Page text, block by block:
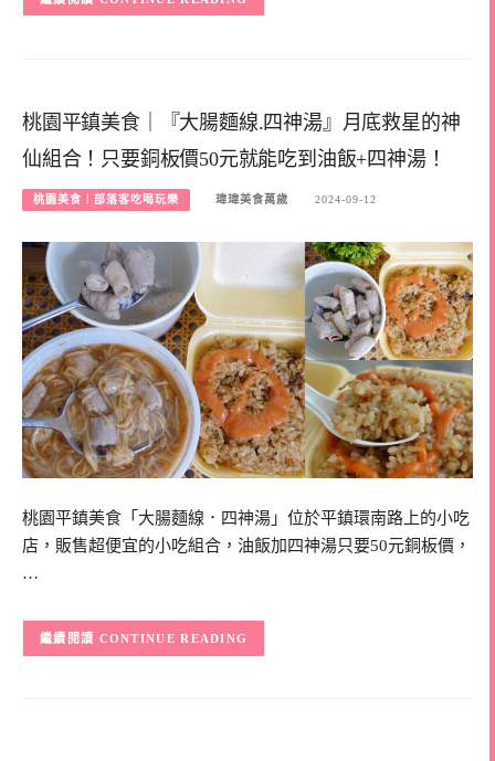
桃園平鎮美食｜『大腸麵線.四神湯』月底救星的神
仙組合！只要銅板價50元就能吃到油飯+四神湯！
桃園美食｜部落客吃喝玩樂 瑋瑋美食萬歲 2024-09-12
桃園平鎮美食「大腸麵線．四神湯」位於平鎮環南路上的小吃
店，販售超便宜的小吃組合，油飯加四神湯只要50元銅板價，
…
CONTINUE READING